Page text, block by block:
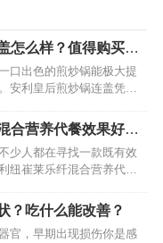
怎么样？值得购买
口出色的煎炒锅能极大提
安利皇后煎炒锅连盖凭借
值得入手？下面就结合实
度为你揭晓。…
合营养代餐效果好
少人都在寻找一款既有效
纽崔莱乐纤混合营养代餐
标？今天，就来为大家深
？吃什么能改善？
官，早期出现损伤你是感